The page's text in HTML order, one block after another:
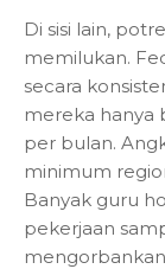
Di sisi lain,
memilukan.
secara
mereka hanya
per bulan.
minimum
Banyak guru
pekerjaan